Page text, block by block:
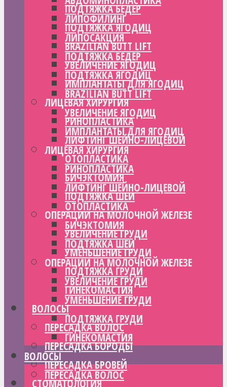
ПОДТЯЖКА БЕДЕР
ПОДТЯЖКА ЯГОДИЦ
BRAZILIAN BUTT LIFT
УВЕЛИЧЕНИЕ ЯГОДИЦ
ИМПЛАНТАТЫ ДЛЯ ЯГОДИЦ
ЛИЦЕВАЯ ХИРУРГИЯ
РИНОПЛАСТИКА
ЛИФТИНГ ШЕЙНО-ЛИЦЕВОЙ
ОТОПЛАСТИКА
БИЧЭКТОМИЯ
ПОДТЯЖКА ШЕИ
ОПЕРАЦИИ НА МОЛОЧНОЙ ЖЕЛЕЗЕ
УВЕЛИЧЕНИЕ ГРУДИ
УМЕНЬШЕНИЕ ГРУДИ
ПОДТЯЖКА ГРУДИ
ГИНЕКОМАСТИЯ
ВОЛОСЫ
ПЕРЕСАДКА ВОЛОС
ПЕРЕСАДКА БОРОДЫ
ПЕРЕСАДКА БРОВЕЙ
СТОМАТОЛОГИЯ
ЛИПОФИЛИНГ
ЛИПОСАКЦИЯ
ПОДТЯЖКА БЕДЕР
ПОДТЯЖКА ЯГОДИЦ
BRAZILIAN BUTT LIFT
УВЕЛИЧЕНИЕ ЯГОДИЦ
ИМПЛАНТАТЫ ДЛЯ ЯГОДИЦ
ЛИЦЕВАЯ ХИРУРГИЯ
РИНОПЛАСТИКА
ЛИФТИНГ ШЕЙНО-ЛИЦЕВОЙ
ОТОПЛАСТИКА
БИЧЭКТОМИЯ
ПОДТЯЖКА ШЕИ
ОПЕРАЦИИ НА МОЛОЧНОЙ ЖЕЛЕЗЕ
УВЕЛИЧЕНИЕ ГРУДИ
УМЕНЬШЕНИЕ ГРУДИ
ПОДТЯЖКА ГРУДИ
ГИНЕКОМАСТИЯ
ВОЛОСЫ
ПЕРЕСАДКА ВОЛОС